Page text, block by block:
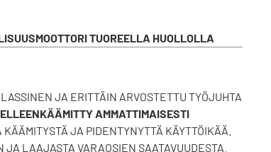
TUOREELLA HUOLLOLLA
JA ERITTÄIN ARVOSTETTU TYÖJUHTA
AMMATTIMAISESTI
JA PIDENTYNYTTÄ KÄYTTÖIKÄÄ.
LAAJASTA VARAOSIEN SAATAVUUDESTA.